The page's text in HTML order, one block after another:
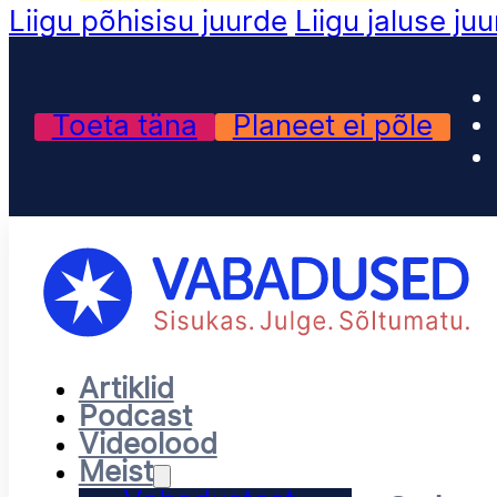
Liigu põhisisu juurde Liigu jaluse
Toeta täna Planeet ei põle
Artiklid
Podcast
Videolood
Meist